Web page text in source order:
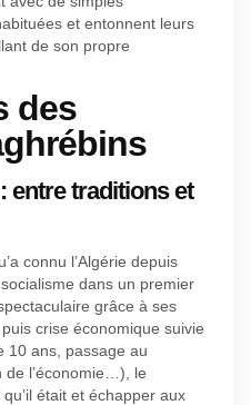
et entonnent leurs
de son propre
des
entre traditions et
connu l’Algérie depuis
dans un premier
grâce à ses
crise économique suivie
10 ans, passage au
de l’économie…), le
était et échapper aux